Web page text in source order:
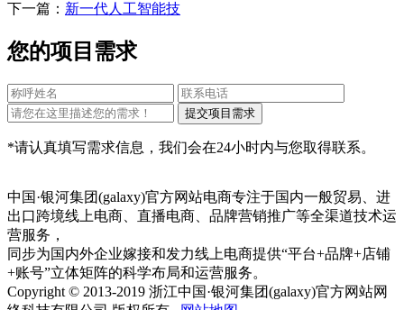
下一篇： 新一代人工智能技
您的项目需求
*请认真填写需求信息，我们会在24小时内与您取得联系。
中国·银河集团(galaxy)官方网站电商专注于国内一般贸易、进
出口跨境线上电商、直播电商、品牌营销推广等全渠道技术运
营服务，
同步为国内外企业嫁接和发力线上电商提供“平台+品牌+店铺
+账号”立体矩阵的科学布局和运营服务。
Copyright © 2013-2019 浙江中国·银河集团(galaxy)官方网站网